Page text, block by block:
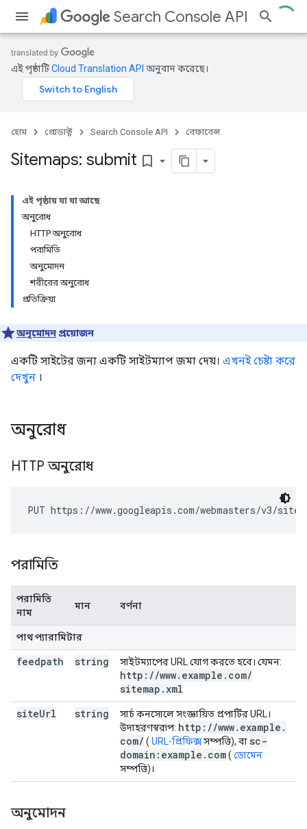
Search Console API
এই পৃষ্ঠাটিCloud Translation API অনুবাদ করেছে।
হোম প্রোডাক্ট Search Console API রেফারেন্স
Sitemaps: submit bookmark_border
এই পৃষ্ঠায় যা যা আছে
অনুরোধ
HTTP অনুরোধ
পরামিতি
অনুমোদন
শরীরের অনুরোধ
প্রতিক্রিয়া
অনুমোদন প্রয়োজন
একটি সাইটের জন্য একটি সাইটম্যাপ জমা দেয়। এখনই চেষ্টা করে
দেখুন ।
অনুরোধ
HTTP অনুরোধ
PUT https://www.googleapis.com/webmasters/v3/
পরামিতি
পরামিতি
নাম
মান বর্ণনা
পাথ প্যারামিটার
feedpath string সাইটম্যাপের URL যোগ করতে হবে। যেমন:
http: //www. example . com/
sitemap . xml
siteUrl string
সার্চ কনসোলে সংজ্ঞায়িত প্রপার্টির URL।
উদাহরণস্বরূপ: http: //www. example .
com/ ( URL-প্রিফিক্সসম্পত্তি), বা sc-
domain:example . com( ডোমেন
সম্পত্তি)।
অনুমোদন